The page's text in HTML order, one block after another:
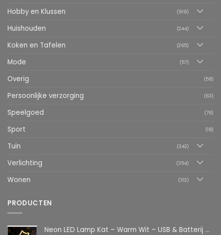
Hobby en Klussen (919)
Huishouden (244)
Koken en Tafelen (265)
Mode (57)
Overig (58)
Persoonlijke verzorging (63)
Speelgoed (76)
Sport (18)
Tuin (342)
Verlichting (354)
Wonen (312)
PRODUCTEN
Neon LED Lamp Kat – Warm Wit – USB & Batterij – Decoratieve Tafellamp voor Kinderkamer – 28,5 x 24,5 cm